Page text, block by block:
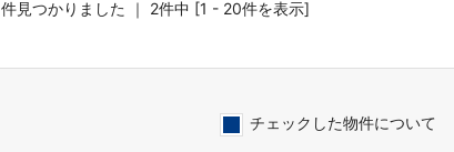
件見つかりました ｜ 2件中 [1 - 20件を表示]
チェックした物件について